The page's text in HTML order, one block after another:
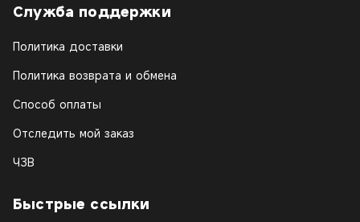
Служба поддержки
Политика доставки
Политика возврата и обмена
Способ оплаты
Отследить мой заказ
ЧЗВ
Быстрые ссылки